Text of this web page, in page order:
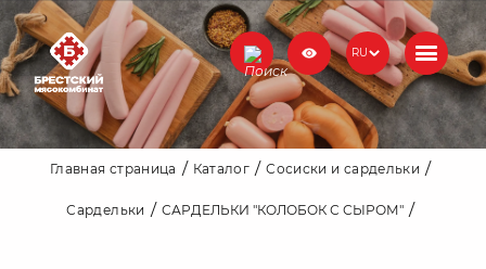
RU
Главная страница Каталог Сосиски и сардельки
Сардельки САРДЕЛЬКИ "КОЛОБОК С СЫРОМ"